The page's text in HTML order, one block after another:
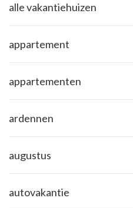
alle vakantiehuizen
appartement
appartementen
ardennen
augustus
autovakantie